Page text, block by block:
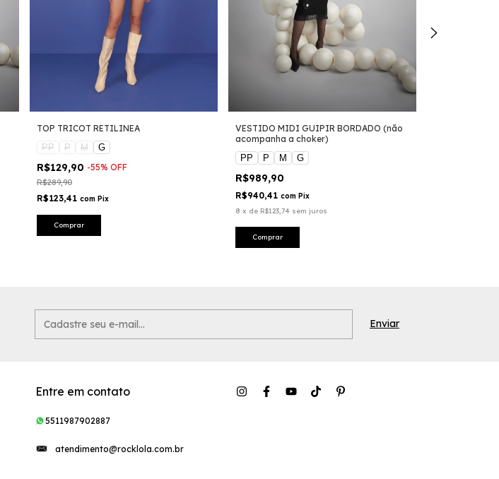
TOP TRICOT RETILINEA
PP
P M G
R$129,90 -55% OFF
R$289,90
R$123,41 com Pix
Comprar
VESTIDO MIDI GUIPIR BORDADO (não
acompanha a choker)
PP
P M G
R$989,90
R$940,41 com Pix
8 x de R$123,74 sem juros
Comprar
Entre em contato
5511987902887
atendimento@rocklola.com.br